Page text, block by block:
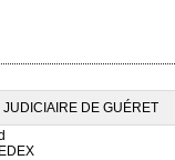
DE GUÉRET